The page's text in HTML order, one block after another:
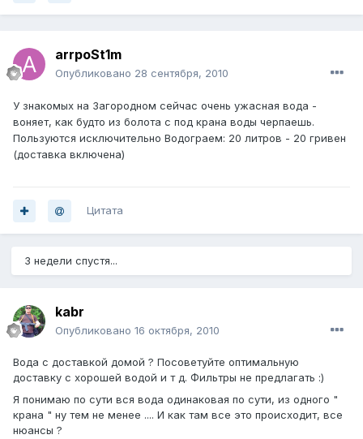
arrpoSt1m
Опубликовано 28 сентября, 2010
У знакомых на Загородном сейчас очень ужасная вода -
воняет, как будто из болота с под крана воды черпаешь.
Пользуются исключительно Водограем: 20 литров - 20 гривен
(доставка включена)
Цитата
3 недели спустя...
kabr
Опубликовано 16 октября, 2010
Вода с доставкой домой ? Посоветуйте оптимальную
доставку с хорошей водой и т д. Фильтры не предлагать :)
Я понимаю по сути вся вода одинаковая по сути, из одного "
крана " ну тем не менее .... И как там все это происходит, все
нюансы ?